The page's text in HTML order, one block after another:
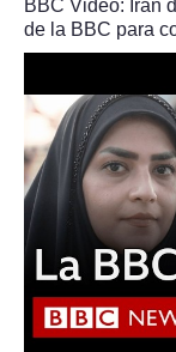
BBC Video: Irán
de la BBC para